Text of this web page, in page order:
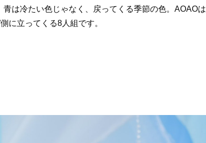
は冷たい色じゃなく、戻ってくる季節の色。AOAOは
に立ってくる8人組です。